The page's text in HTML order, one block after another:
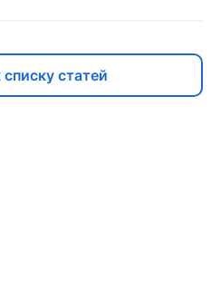
статей